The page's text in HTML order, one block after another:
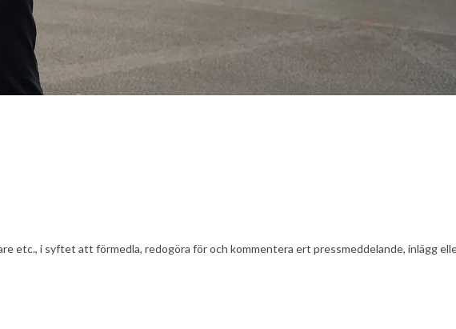
etc., i syftet att förmedla, redogöra för och kommentera ert pressmeddelande,